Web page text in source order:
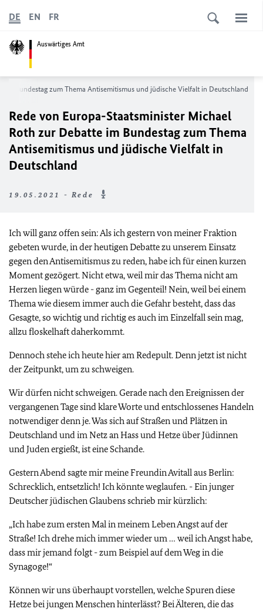
Auswärtiges Amt
DE EN FR
im Bundestag zum Thema Antisemitismus und jüdische Vielfalt in Deutschland
Rede von Europa-Staatsminister Michael
Roth zur Debatte im Bundestag zum Thema
Antisemitismus und jüdische Vielfalt in
Deutschland
19.05.2021 - Rede
Ich will ganz offen sein: Als ich gestern von meiner Fraktion
gebeten wurde, in der heutigen Debatte zu unserem Einsatz
gegen den Antisemitismus zu reden, habe ich für einen kurzen
Moment gezögert. Nicht etwa, weil mir das Thema nicht am
Herzen liegen würde - ganz im Gegenteil! Nein, weil bei einem
Thema wie diesem immer auch die Gefahr besteht, dass das
Gesagte, so wichtig und richtig es auch im Einzelfall sein mag,
allzu floskelhaft daherkommt.
Dennoch stehe ich heute hier am Redepult. Denn jetzt ist nicht
der Zeitpunkt, um zu schweigen.
Wir dürfen nicht schweigen. Gerade nach den Ereignissen der
vergangenen Tage sind klare Worte und entschlossenes Handeln
notwendiger denn je. Was sich auf Straßen und Plätzen in
Deutschland und im Netz an Hass und Hetze über Jüdinnen
und Juden ergießt, ist eine Schande.
Gestern Abend sagte mir meine Freundin Avitall aus Berlin:
Schrecklich, entsetzlich! Ich könnte weglaufen. - Ein junger
Deutscher jüdischen Glaubens schrieb mir kürzlich:
„Ich habe zum ersten Mal in meinem Leben Angst auf der
Straße! Ich drehe mich immer wieder um … weil ich Angst habe,
dass mir jemand folgt - zum Beispiel auf dem Weg in die
Synagoge!“
Können wir uns überhaupt vorstellen, welche Spuren diese
Hetze bei jungen Menschen hinterlässt? Bei Älteren, die das